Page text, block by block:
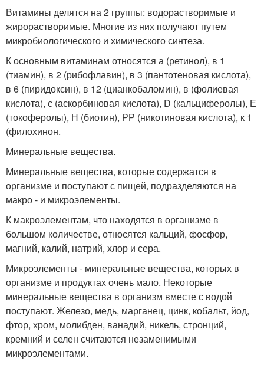
Витамины делятся на 2 группы: водорастворимые и
жирорастворимые. Многие из них получают путем
микробиологического и химического синтеза.
К основным витаминам относятся а (ретинол), в 1
(тиамин), в 2 (рибофлавин), в 3 (пантотеновая кислота),
в 6 (пиридоксин), в 12 (цианкобаломин), в (фолиевая
кислота), с (аскорбиновая кислота), D (кальциферолы), Е
(токоферолы), Н (биотин), РР (никотиновая кислота), к 1
(филохинон.
Минеральные вещества.
Минеральные вещества, которые содержатся в
организме и поступают с пищей, подразделяются на
макро - и микроэлементы.
К макроэлементам, что находятся в организме в
большом количестве, относятся кальций, фосфор,
магний, калий, натрий, хлор и сера.
Микроэлементы - минеральные вещества, которых в
организме и продуктах очень мало. Некоторые
минеральные вещества в организм вместе с водой
поступают. Железо, медь, марганец, цинк, кобальт, йод,
фтор, хром, молибден, ванадий, никель, стронций,
кремний и селен считаются незаменимыми
микроэлементами.